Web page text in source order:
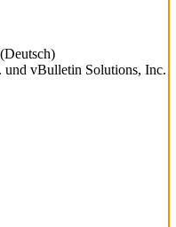
vBulletin Solutions, Inc.